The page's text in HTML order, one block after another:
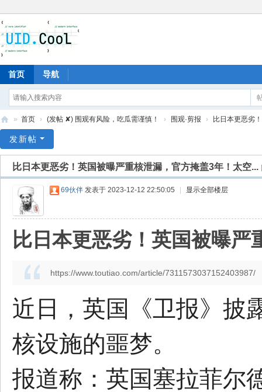
首页 导航
爱
» 首页 › (发帖 ✘) 围观有风险，吃瓜需谨慎！ › 围观·剪报 › 比日本更恶劣
发新帖
比日本更恶劣！英国被曝严重核泄漏，官方掩盖3年！太空...
69伙伴 发表于 2023-12-12 22:50:05 显示全部楼层
比日本更恶劣！英国被曝
https://www.toutiao.com/article/7311573037152403987/
近日，英国《卫报》披
核设施的噩梦。
报道称：英国塞拉菲尔